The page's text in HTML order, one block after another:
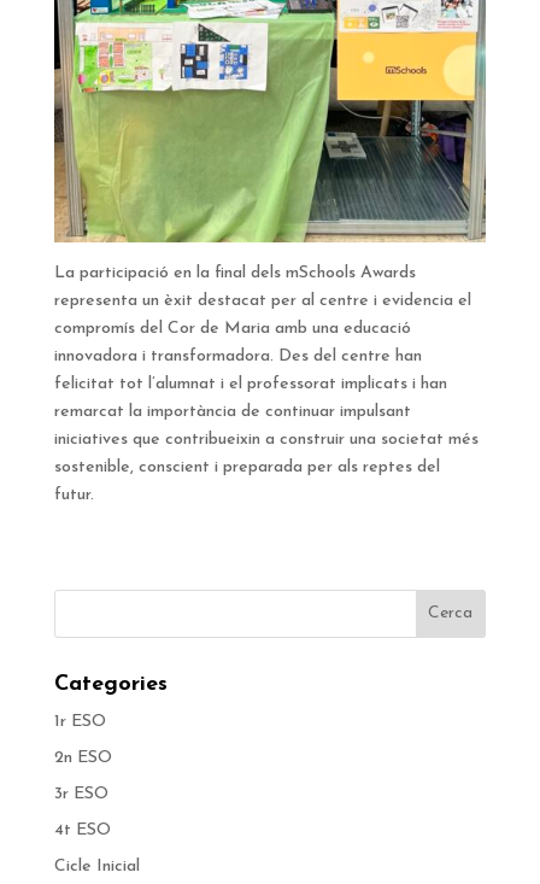
La participació en la final dels mSchools Awards
representa un èxit destacat per al centre i evidencia el
compromís del Cor de Maria amb una educació
innovadora i transformadora. Des del centre han
felicitat tot l’alumnat i el professorat implicats i han
remarcat la importància de continuar impulsant
iniciatives que contribueixin a construir una societat més
sostenible, conscient i preparada per als reptes del
futur.
Categories
1r ESO
2n ESO
3r ESO
4t ESO
Cicle Inicial